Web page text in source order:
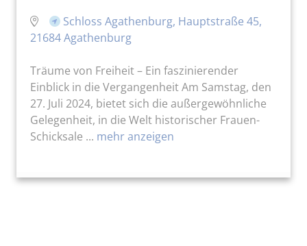
Schloss Agathenburg, Hauptstraße 45,
21684 Agathenburg
Träume von Freiheit – Ein faszinierender
Einblick in die Vergangenheit Am Samstag, den
27. Juli 2024, bietet sich die außergewöhnliche
Gelegenheit, in die Welt historischer Frauen-
Schicksale ... mehr anzeigen